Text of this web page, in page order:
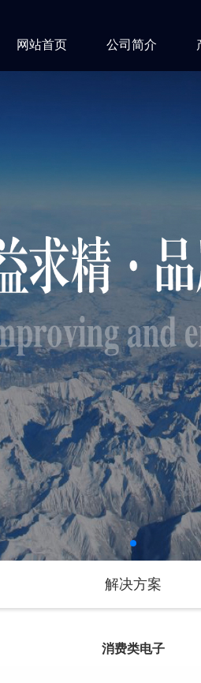
网站首页 公司简介
解决方案
消费类电子